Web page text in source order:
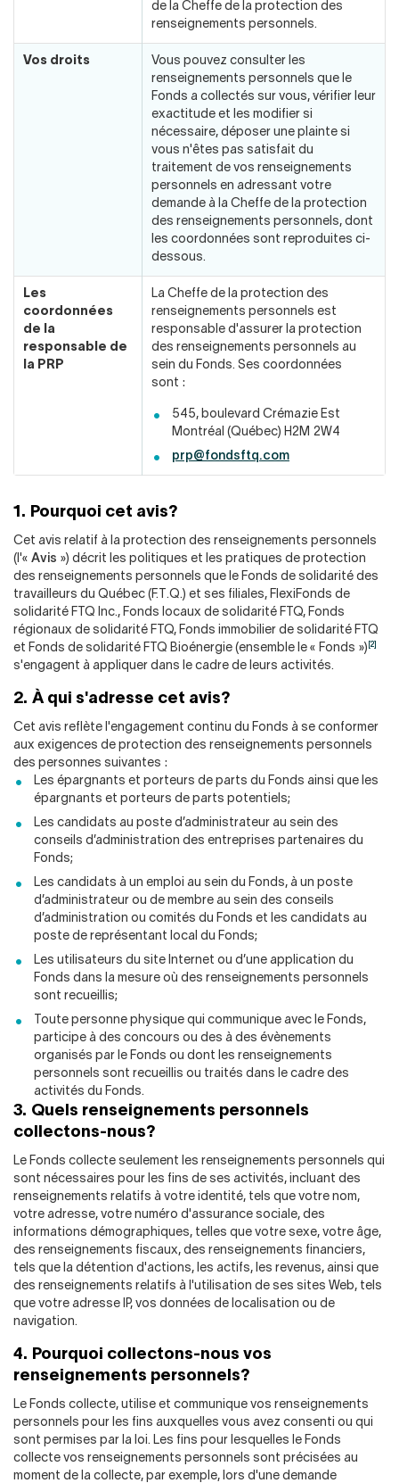
de la Cheffe de la protection des
renseignements personnels.
Vos droits
Vous pouvez consulter les
renseignements personnels que le
Fonds a collectés sur vous, vérifier leur
exactitude et les modifier si
nécessaire, déposer une plainte si
vous n'êtes pas satisfait du
traitement de vos renseignements
personnels en adressant votre
demande à la Cheffe de la protection
des renseignements personnels, dont
les coordonnées sont reproduites ci-
dessous.
Les
coordonnées
de la
responsable de
la PRP
La Cheffe de la protection des
renseignements personnels est
responsable d'assurer la protection
des renseignements personnels au
sein du Fonds. Ses coordonnées
sont :
545, boulevard Crémazie Est
Montréal (Québec) H2M 2W4
prp@fondsftq.com
1. Pourquoi cet avis?
Cet avis relatif à la protection des renseignements personnels
(l'« Avis ») décrit les politiques et les pratiques de protection
des renseignements personnels que le Fonds de solidarité des
travailleurs du Québec (F.T.Q.) et ses filiales, FlexiFonds de
solidarité FTQ Inc., Fonds locaux de solidarité FTQ, Fonds
régionaux de solidarité FTQ, Fonds immobilier de solidarité FTQ
et Fonds de solidarité FTQ Bioénergie (ensemble le « Fonds ») [2]
s'engagent à appliquer dans le cadre de leurs activités.
2. À qui s'adresse cet avis?
Cet avis reflète l'engagement continu du Fonds à se conformer
aux exigences de protection des renseignements personnels
des personnes suivantes :
Les épargnants et porteurs de parts du Fonds ainsi que les
épargnants et porteurs de parts potentiels;
Les candidats au poste d’administrateur au sein des
conseils d’administration des entreprises partenaires du
Fonds;
Les candidats à un emploi au sein du Fonds, à un poste
d’administrateur ou de membre au sein des conseils
d’administration ou comités du Fonds et les candidats au
poste de représentant local du Fonds;
Les utilisateurs du site Internet ou d’une application du
Fonds dans la mesure où des renseignements personnels
sont recueillis;
Toute personne physique qui communique avec le Fonds,
participe à des concours ou des à des évènements
organisés par le Fonds ou dont les renseignements
personnels sont recueillis ou traités dans le cadre des
activités du Fonds.
3. Quels renseignements personnels
collectons-nous?
Le Fonds collecte seulement les renseignements personnels qui
sont nécessaires pour les fins de ses activités, incluant des
renseignements relatifs à votre identité, tels que votre nom,
votre adresse, votre numéro d'assurance sociale, des
informations démographiques, telles que votre sexe, votre âge,
des renseignements fiscaux, des renseignements financiers,
tels que la détention d'actions, les actifs, les revenus, ainsi que
des renseignements relatifs à l'utilisation de ses sites Web, tels
que votre adresse IP, vos données de localisation ou de
navigation.
4. Pourquoi collectons-nous vos
renseignements personnels?
Le Fonds collecte, utilise et communique vos renseignements
personnels pour les fins auxquelles vous avez consenti ou qui
sont permises par la loi. Les fins pour lesquelles le Fonds
collecte vos renseignements personnels sont précisées au
moment de la collecte, par exemple, lors d'une demande